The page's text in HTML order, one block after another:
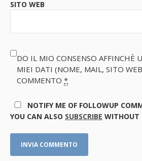
SITO WEB
DO IL MIO CONSENSO AFFINCHÈ
MIEI DATI (NOME, MAIL, SITO
COMMENTO *
NOTIFY ME OF FOLLOWUP
YOU CAN ALSO SUBSCRIBE WITHOUT